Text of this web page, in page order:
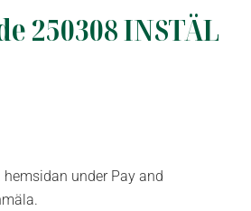
250308 INSTÄL
under Pay and